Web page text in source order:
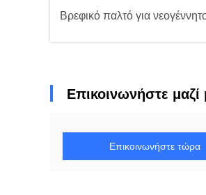
Βρεφικό παλτό για
Επικοινωνήστε μαζί
Επικοινωνήστε τώρα